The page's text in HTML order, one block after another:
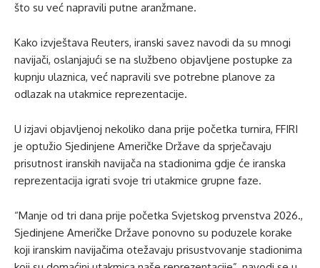
što su već napravili putne aranžmane.
Kako izvještava Reuters, iranski savez navodi da su mnogi
navijači, oslanjajući se na službeno objavljene postupke za
kupnju ulaznica, već napravili sve potrebne planove za
odlazak na utakmice reprezentacije.
U izjavi objavljenoj nekoliko dana prije početka turnira, FFIRI
je optužio Sjedinjene Američke Države da sprječavaju
prisutnost iranskih navijača na stadionima gdje će iranska
reprezentacija igrati svoje tri utakmice grupne faze.
“Manje od tri dana prije početka Svjetskog prvenstva 2026.,
Sjedinjene Američke Države ponovno su poduzele korake
koji iranskim navijačima otežavaju prisustvovanje stadionima